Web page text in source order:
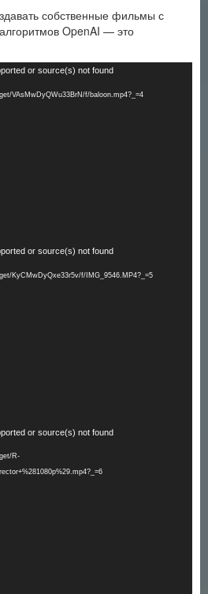
собственные фильмы с
OpenAI — это
or source(s) not found
VAsMwDyQWu33BrN/f/baloon.mp4?_=4
or source(s) not found
KyCMwDyQxe33r5v/f/IMG_9546.MP4?_=5
or source(s) not found
R-